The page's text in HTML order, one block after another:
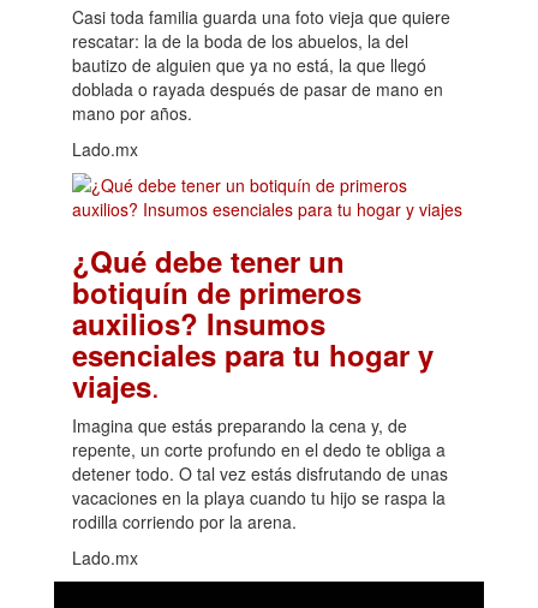
Casi toda familia guarda una foto vieja que quiere
rescatar: la de la boda de los abuelos, la del
bautizo de alguien que ya no está, la que llegó
doblada o rayada después de pasar de mano en
mano por años.
Lado.mx
¿Qué debe tener un
botiquín de primeros
auxilios? Insumos
esenciales para tu hogar y
viajes.
Imagina que estás preparando la cena y, de
repente, un corte profundo en el dedo te obliga a
detener todo. O tal vez estás disfrutando de unas
vacaciones en la playa cuando tu hijo se raspa la
rodilla corriendo por la arena.
Lado.mx